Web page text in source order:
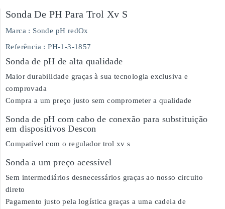
Sonda De PH Para Trol Xv S
Marca : Sonde pH redOx
Referência : PH-1-3-1857
Sonda de pH de alta qualidade
Maior durabilidade graças à sua tecnologia exclusiva e
comprovada
Compra a um preço justo sem comprometer a qualidade
Sonda de pH com cabo de conexão para substituição
em dispositivos Descon
Compatível com o regulador trol xv s
Sonda a um preço acessível
Sem intermediários desnecessários graças ao nosso circuito
direto
Pagamento justo pela logística graças a uma cadeia de